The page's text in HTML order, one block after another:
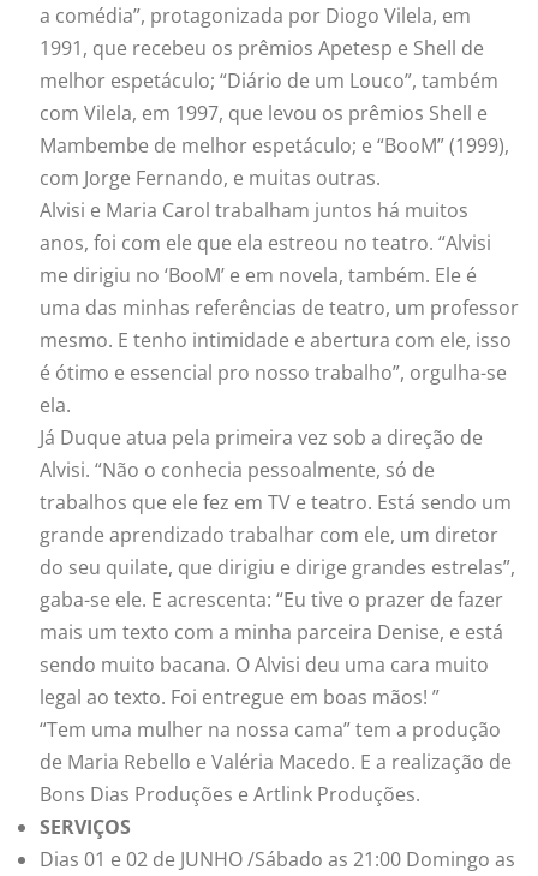
a comédia”, protagonizada por Diogo Vilela, em
1991, que recebeu os prêmios Apetesp e Shell de
melhor espetáculo; “Diário de um Louco”, também
com Vilela, em 1997, que levou os prêmios Shell e
Mambembe de melhor espetáculo; e “BooM” (1999),
com Jorge Fernando, e muitas outras.
Alvisi e Maria Carol trabalham juntos há muitos
anos, foi com ele que ela estreou no teatro. “Alvisi
me dirigiu no ‘BooM’ e em novela, também. Ele é
uma das minhas referências de teatro, um professor
mesmo. E tenho intimidade e abertura com ele, isso
é ótimo e essencial pro nosso trabalho”, orgulha-se
ela.
Já Duque atua pela primeira vez sob a direção de
Alvisi. “Não o conhecia pessoalmente, só de
trabalhos que ele fez em TV e teatro. Está sendo um
grande aprendizado trabalhar com ele, um diretor
do seu quilate, que dirigiu e dirige grandes estrelas”,
gaba-se ele. E acrescenta: “Eu tive o prazer de fazer
mais um texto com a minha parceira Denise, e está
sendo muito bacana. O Alvisi deu uma cara muito
legal ao texto. Foi entregue em boas mãos! ”
“Tem uma mulher na nossa cama” tem a produção
de Maria Rebello e Valéria Macedo. E a realização de
Bons Dias Produções e Artlink Produções.
SERVIÇOS
Dias 01 e 02 de JUNHO /Sábado as 21:00 Domingo as